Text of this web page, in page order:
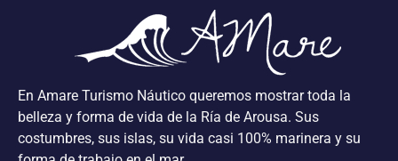
En Amare Turismo Náutico queremos mostrar toda la
belleza y forma de vida de la Ría de Arousa. Sus
costumbres, sus islas, su vida casi 100% marinera y su